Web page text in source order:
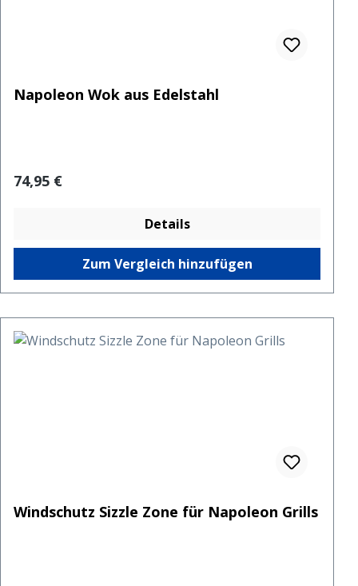
Napoleon Wok aus Edelstahl
Regulärer Preis:
74,95 €
Details
Zum Vergleich hinzufügen
Windschutz Sizzle Zone für Napoleon Grills